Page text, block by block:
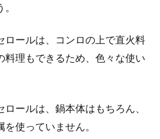
当作りを始めたものの、続かなくて三日坊
当作...
6つの理由と活用法
ロールは、コンロの上で直火料
料理もできるため、色々な使い
ールは、鍋本体はもちろん、
使っていません。